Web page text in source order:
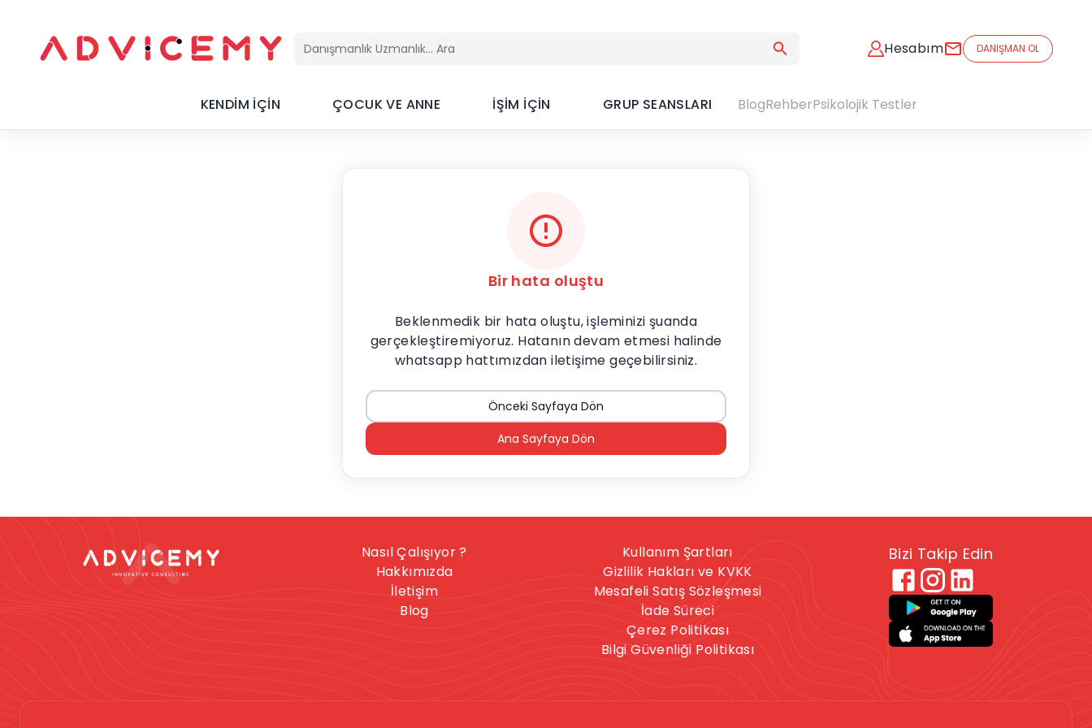
Hesabım DANIŞMAN OL
KENDİM İÇİN ÇOCUK VE ANNE İŞİM İÇİN GRUP SEANSLARI BlogRehberPsikolojik Testler
Bir hata oluştu
Beklenmedik bir hata oluştu, işleminizi şuanda
gerçekleştiremiyoruz. Hatanın devam etmesi halinde
whatsapp hattımızdan iletişime geçebilirsiniz.
Önceki Sayfaya Dön
Ana Sayfaya Dön
Nasıl Çalışıyor ?
Hakkımızda
İletişim
Blog
Kullanım Şartları
Gizlilik Hakları ve KVKK
Mesafeli Satış Sözleşmesi
İade Süreci
Çerez Politikası
Bilgi Güvenliği Politikası
Bizi Takip Edin